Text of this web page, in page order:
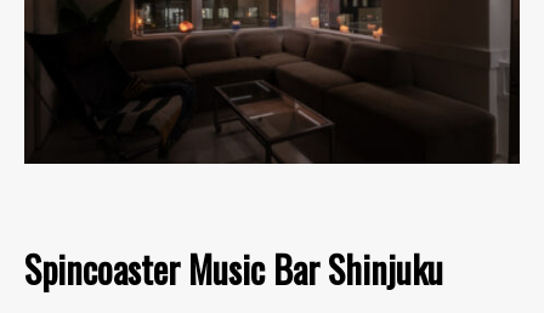
Spincoaster Music Bar Shinjuku